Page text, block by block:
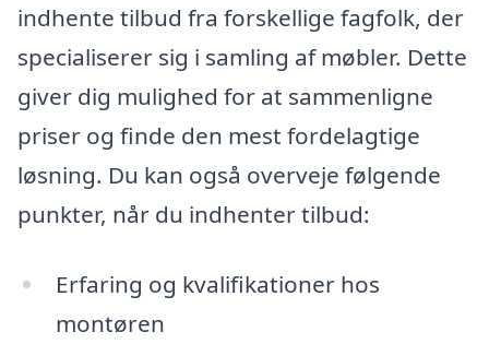
indhente tilbud fra forskellige fagfolk, der
specialiserer sig i samling af møbler. Dette
giver dig mulighed for at sammenligne
priser og finde den mest fordelagtige
løsning. Du kan også overveje følgende
punkter, når du indhenter tilbud:
Erfaring og kvalifikationer hos
montøren